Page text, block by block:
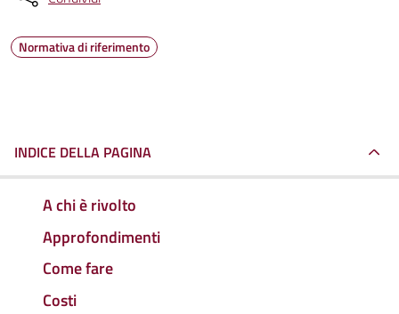
Normativa di riferimento
INDICE DELLA PAGINA
A chi è rivolto
Approfondimenti
Come fare
Costi